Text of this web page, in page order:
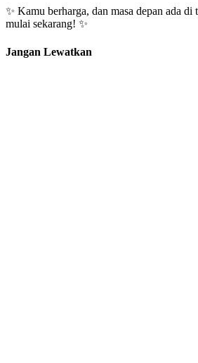
✨ Kamu berharga, dan masa depan ada di
mulai sekarang! ✨
Jangan Lewatkan